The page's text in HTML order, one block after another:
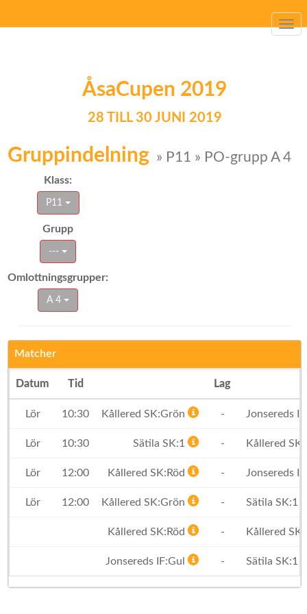
ÅsaCupen 2019
28 TILL 30 JUNI 2019
Gruppindelning » P11 » PO-grupp A 4
Klass:
P11
Grupp
---
Omlottningsgrupper:
A 4
Matcher
Datum Tid Lag
Lör 10:30 Kållered SK:Grön - Jonsereds
Lör 10:30 Sätila SK:1 - Kållered
Lör 12:00 Kållered SK:Röd - Jonsereds
Lör 12:00 Kållered SK:Grön - Sätila SK:1
Kållered SK:Röd - Kållered
Jonsereds IF:Gul - Sätila SK:1